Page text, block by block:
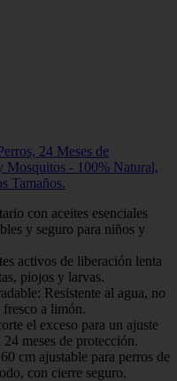
24 Meses de
Mosquitos - 100% Natural,
Tamaños.
con aceites esenciales
y seguro para niños y
activos de liberación lenta
piojos y larvas.
Resistente al agua, no
fresco a limón.
el exceso para un ajuste
meses de protección.
cm ajustable para perros de
con cierre seguro.